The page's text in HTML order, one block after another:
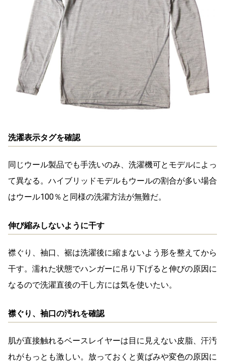
洗濯表示タグを確認
同じウール製品でも手洗いのみ、洗濯機可とモデルによっ
て異なる。ハイブリッドモデルもウールの割合が多い場合
はウール100％と同様の洗濯方法が無難だ。
伸び縮みしないように干す
襟ぐり、袖口、裾は洗濯後に縮まないよう形を整えてから
干す。濡れた状態でハンガーに吊り下げると伸びの原因に
なるので洗濯直後の干し方には気を使いたい。
襟ぐり、袖口の汚れを確認
肌が直接触れるベースレイヤーは目に見えない皮脂、汗汚
れがもっとも激しい。放っておくと黄ばみや変色の原因に